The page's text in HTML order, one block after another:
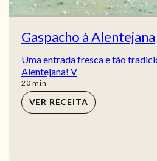
Gaspacho à Alentejana
Uma entrada fresca e tão
Alentejana! V
20min
min
VER RECEITA